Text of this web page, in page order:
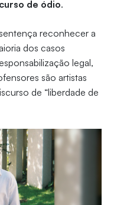
de ódio.
reconhecer a
dos casos
legal,
são artistas
de “liberdade de